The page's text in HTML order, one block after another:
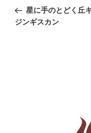
ナ
の
投
星に手のとどく丘
ジンギスカン